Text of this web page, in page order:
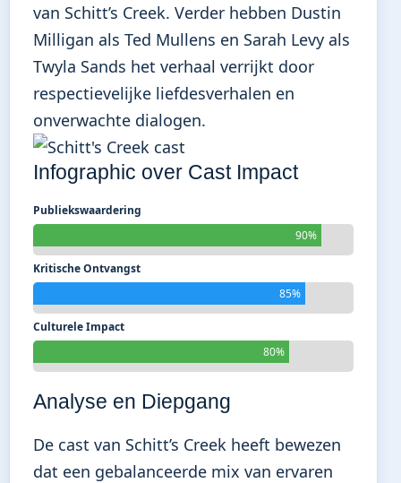
van Schitt’s Creek. Verder hebben Dustin
Milligan als Ted Mullens en Sarah Levy als
Twyla Sands het verhaal verrijkt door
respectievelijke liefdesverhalen en
onverwachte dialogen.
Infographic over Cast Impact
Publiekswaardering
90%
Kritische Ontvangst
85%
Culturele Impact
80%
Analyse en Diepgang
De cast van Schitt’s Creek heeft bewezen
dat een gebalanceerde mix van ervaren